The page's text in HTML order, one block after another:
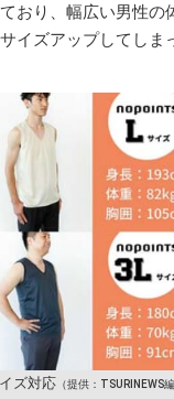
おり、幅広い男性の
イズアップしてしま
ズ対応 （提供：TSURINEWS